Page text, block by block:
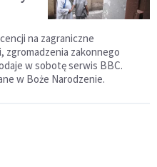
na zagraniczne
zgromadzenia zakonnego
w sobotę serwis BBC.
w Boże Narodzenie.